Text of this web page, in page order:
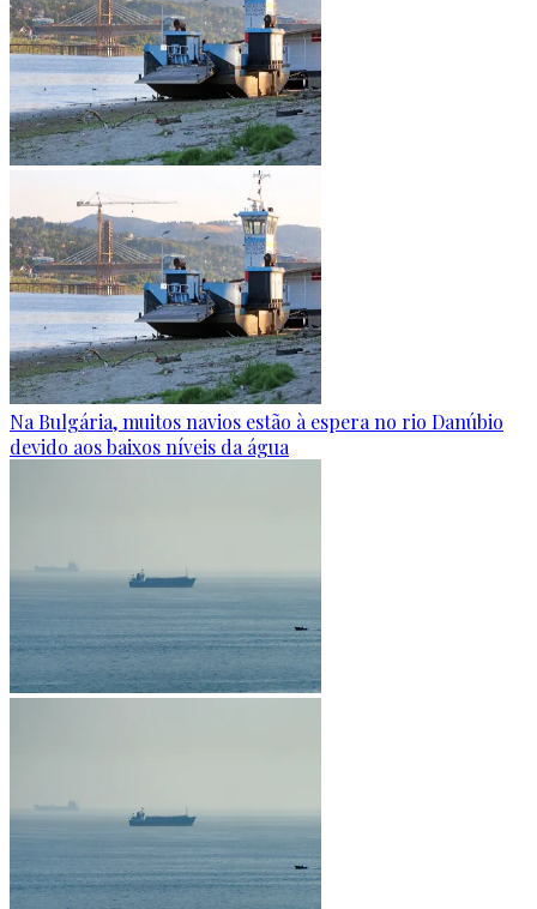
Na Bulgária, muitos navios estão à espera no rio Danúbio
devido aos baixos níveis da água